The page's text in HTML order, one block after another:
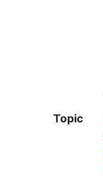
Topic